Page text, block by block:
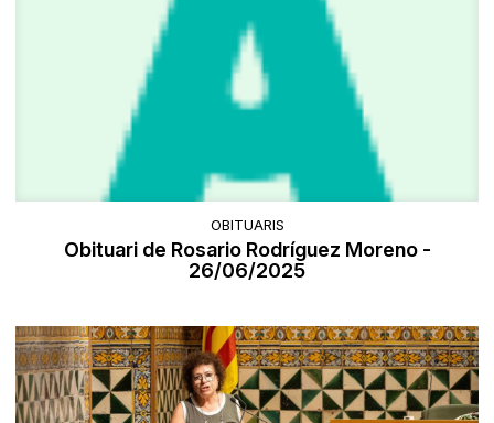
OBITUARIS
Obituari de Rosario Rodríguez Moreno -
26/06/2025